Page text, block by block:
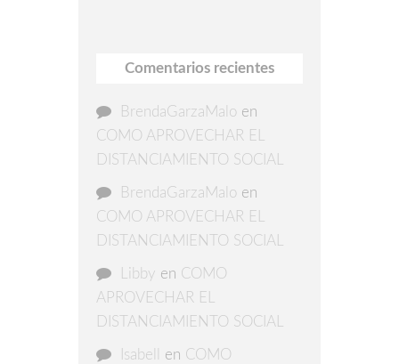
Comentarios recientes
BrendaGarzaMalo en
COMO APROVECHAR EL
DISTANCIAMIENTO SOCIAL
BrendaGarzaMalo en
COMO APROVECHAR EL
DISTANCIAMIENTO SOCIAL
Libby en COMO
APROVECHAR EL
DISTANCIAMIENTO SOCIAL
Isabell en COMO